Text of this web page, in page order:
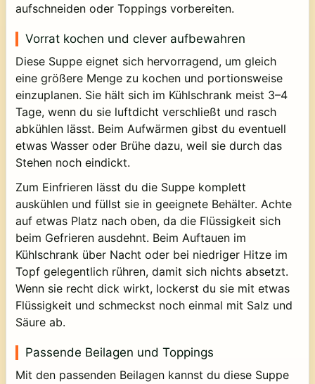
aufschneiden oder Toppings vorbereiten.
Vorrat kochen und clever aufbewahren
Diese Suppe eignet sich hervorragend, um gleich
eine größere Menge zu kochen und portionsweise
einzuplanen. Sie hält sich im Kühlschrank meist 3–4
Tage, wenn du sie luftdicht verschließt und rasch
abkühlen lässt. Beim Aufwärmen gibst du eventuell
etwas Wasser oder Brühe dazu, weil sie durch das
Stehen noch eindickt.
Zum Einfrieren lässt du die Suppe komplett
auskühlen und füllst sie in geeignete Behälter. Achte
auf etwas Platz nach oben, da die Flüssigkeit sich
beim Gefrieren ausdehnt. Beim Auftauen im
Kühlschrank über Nacht oder bei niedriger Hitze im
Topf gelegentlich rühren, damit sich nichts absetzt.
Wenn sie recht dick wirkt, lockerst du sie mit etwas
Flüssigkeit und schmeckst noch einmal mit Salz und
Säure ab.
Passende Beilagen und Toppings
Mit den passenden Beilagen kannst du diese Suppe